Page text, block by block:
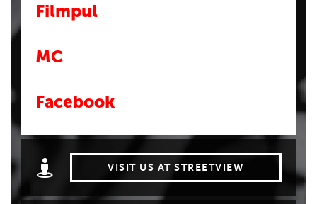
Filmpul
MC
Facebook
VISIT US AT STREETVIEW